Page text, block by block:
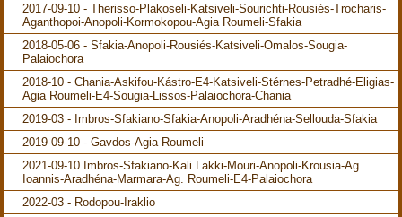
2017-09-10 - Therisso-Plakoseli-Katsiveli-Sourichti-Rousiés-Trocharis-
Aganthopoi-Anopoli-Kormokopou-Agia Roumeli-Sfakia
2018-05-06 - Sfakia-Anopoli-Rousiés-Katsiveli-Omalos-Sougia-
Palaiochora
2018-10 - Chania-Askifou-Kástro-E4-Katsiveli-Stérnes-Petradhé-Eligias-
Agia Roumeli-E4-Sougia-Lissos-Palaiochora-Chania
2019-03 - Imbros-Sfakiano-Sfakia-Anopoli-Aradhéna-Sellouda-Sfakia
2019-09-10 - Gavdos-Agia Roumeli
2021-09-10 Imbros-Sfakiano-Kali Lakki-Mouri-Anopoli-Krousia-Ag.
Ioannis-Aradhéna-Marmara-Ag. Roumeli-E4-Palaiochora
2022-03 - Rodopou-Iraklio